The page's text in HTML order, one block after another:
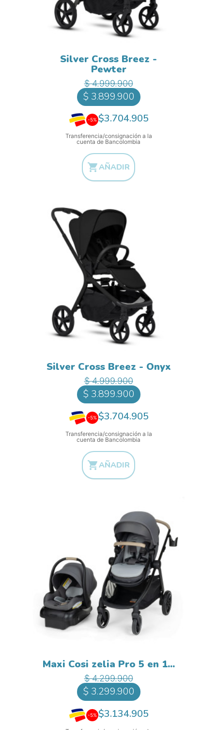
Silver Cross Breez -
Pewter
Precio base
$ 4.999.900Precio
$ 3.899.900
-5% $3.704.905
Transferencia/consignación a la
cuenta de Bancolombia
AÑADIR
Silver Cross Breez - Onyx
Precio base
$ 4.999.900Precio
$ 3.899.900
-5% $3.704.905
Transferencia/consignación a la
cuenta de Bancolombia
AÑADIR
Maxi Cosi zelia Pro 5 en 1...
Precio base
$ 4.299.900Precio
$ 3.299.900
-5% $3.134.905